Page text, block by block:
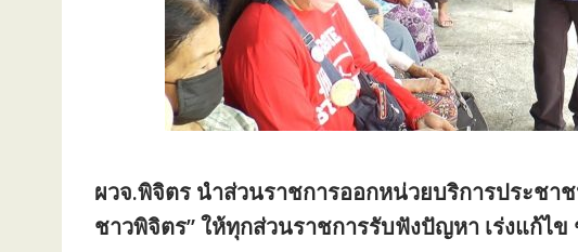
ผวจ.พิจิตร นำส่วนราชการออกหน่วยบริการประชา
ชาวพิจิตร” ให้ทุกส่วนราชการรับฟังปัญหา เร่งแก้ไ